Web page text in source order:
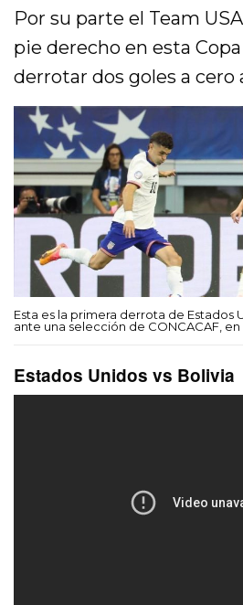
Por su parte el Team
pie derecho en esta
derrotar dos goles a cero
Esta es la primera derrota de Estados
ante una selección de CONCACAF, en
Estados Unidos vs Bolivia